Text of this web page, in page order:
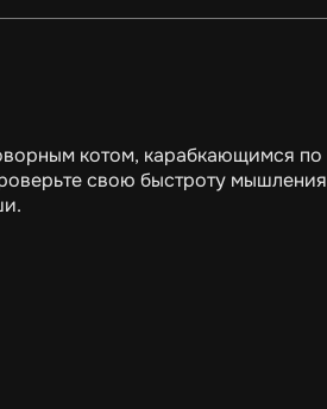
котом, карабкающимся по
свою быстроту